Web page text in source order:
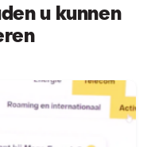
u kunnen